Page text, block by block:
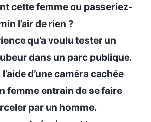
cette femme ou passeriez-
l’air de rien ?
qu’a voulu tester un
dans un parc publique.
d’une caméra cachée
femme entrain de se faire
par un homme.